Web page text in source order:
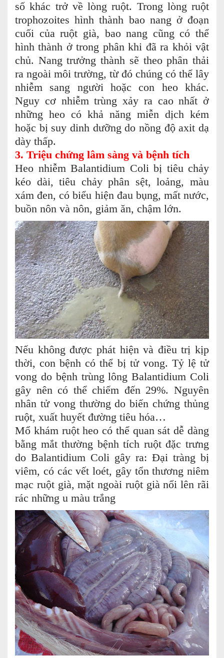
số khác trở về lòng ruột. Trong lòng ruột
trophozoites hình thành bao nang ở đoạn
cuối của ruột già, bao nang cũng có thể
hình thành ở trong phân khi đã ra khỏi vật
chủ. Nang trưởng thành sẽ theo phân thải
ra ngoài môi trường, từ đó chúng có thể lây
nhiễm sang người hoặc con heo khác.
Nguy cơ nhiễm trùng xảy ra cao nhất ở
những heo có khả năng miễn dịch kém
hoặc bị suy dinh dưỡng do nồng độ axit dạ
dày thấp.
3. Triệu chứng lâm sàng và bệnh tích
Heo nhiễm Balantidium Coli bị tiêu chảy
kéo dài, tiêu chảy phân sệt, loảng, màu
xám đen, có biểu hiện đau bụng, mất nước,
buồn nôn và nôn, giảm ăn, chậm lớn.
Nếu không được phát hiện và điều trị kịp
thời, con bệnh có thể bị tử vong. Tỷ lệ tử
vong do bệnh trùng lông Balantidium Coli
gây nên có thể chiếm đến 29%. Nguyên
nhân tử vong thường do biến chứng thủng
ruột, xuất huyết đường tiêu hóa…
Mổ khám ruột heo có thể quan sát dễ dàng
bằng mắt thường bệnh tích ruột đặc trưng
do Balantidium Coli gây ra: Đại tràng bị
viêm, có các vết loét, gây tổn thương niêm
mạc ruột già, mặt ngoài ruột già nổi lên rãi
rác những u màu trắng